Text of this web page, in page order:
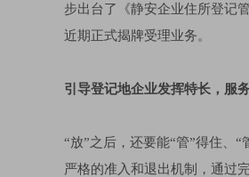
步出台了《静安企业住所登记
近期正式揭牌受理业务。
引导登记地企业发挥特长，服
“放”之后，还要能“管”得住、
严格的准入和退出机制，通过